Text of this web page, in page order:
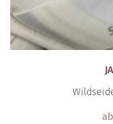
ab